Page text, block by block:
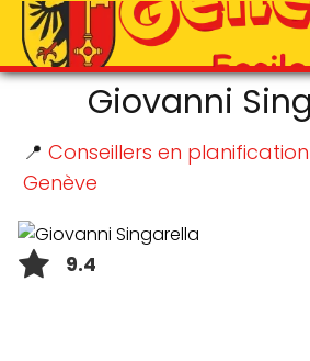
Giovanni
📍 Conseillers en
Genève
9.4